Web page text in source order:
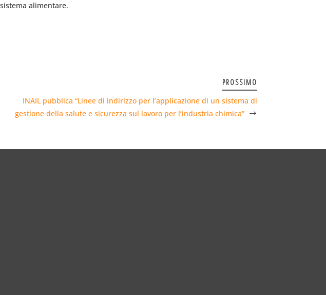
alimentare.
PROSSIMO
INAIL pubblica “Linee di indirizzo per l’applicazione di un sistema di
gestione della salute e sicurezza sul lavoro per l’industria chimica”